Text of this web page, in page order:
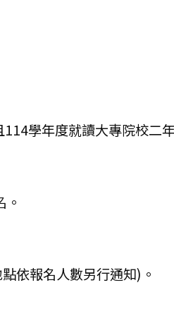
學年度就讀大專院校二
依報名人數另行通知)。